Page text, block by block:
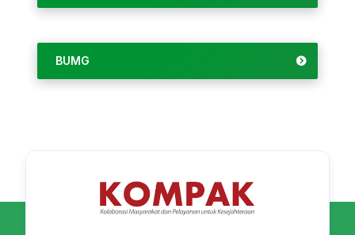
BUMG